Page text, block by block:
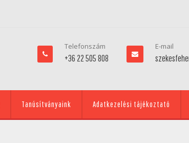
Telefonszám
+36 22 505 808
E-mail
Tanúsítványaink Adatkezelési tájékoztató